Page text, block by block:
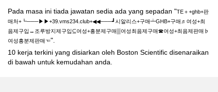
Pada masa ini tiada jawatan sedia ada yang sepadan "TE＋+ghb+판
매처+┗───▶▶+39.vms234.club+◀◀───┛시알리스+구매┷GHB+구매♬여성+최
음제구입↔조루방지제구입⊆여성+흥분제구매▒여성최음제구매☎여성+최음제판매♭
여성흥분제판매☜".
10 kerja terkini yang disiarkan oleh Boston Scientific disenaraikan
di bawah untuk kemudahan anda.